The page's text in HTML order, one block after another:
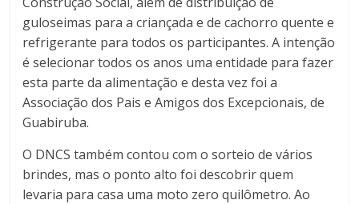
guloseimas para a criançada e de cachorro quente e
refrigerante para todos os participantes. A intenção
é selecionar todos os anos uma entidade para fazer
esta parte da alimentação e desta vez foi a
Associação dos Pais e Amigos dos Excepcionais, de
Guabiruba.
O DNCS também contou com o sorteio de vários
brindes, mas o ponto alto foi descobrir quem
levaria para casa uma moto zero quilômetro. Ao